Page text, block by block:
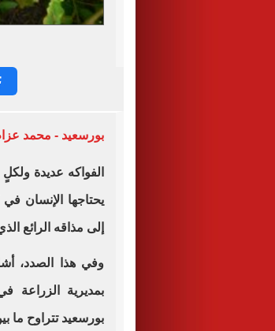
بورسعيد - محمد
الفواكه عديدة
يحتاجها الإنسان
إلى مذاقه الرائع
وفي هذا الصدد،
بمديرية الزراعة
بورسعيد تتراوح ما بين 25 إلى 30 فدانا، منتشرة في أراضي